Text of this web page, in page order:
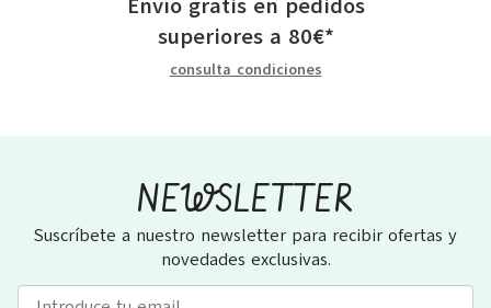
superiores a 80€*
consulta condiciones
NEWSLETTER
Suscríbete a nuestro newsletter para recibir ofertas y
novedades exclusivas.